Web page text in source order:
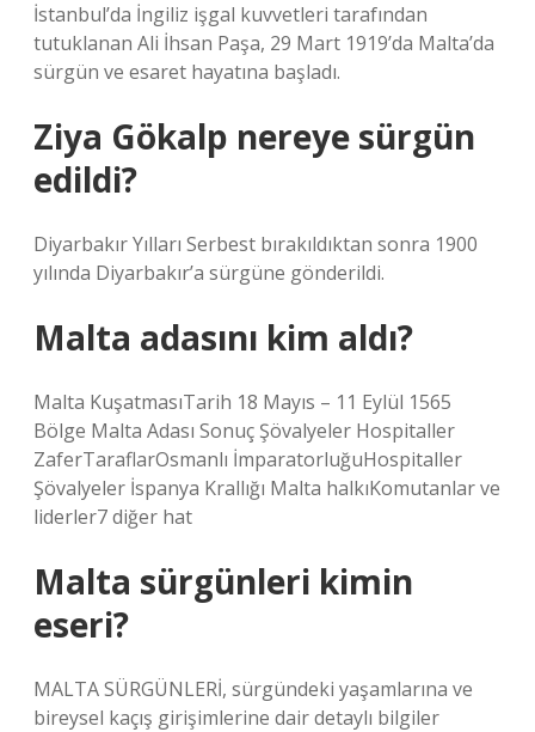
İstanbul’da İngiliz işgal kuvvetleri tarafından
tutuklanan Ali İhsan Paşa, 29 Mart 1919’da Malta’da
sürgün ve esaret hayatına başladı.
Ziya Gökalp nereye sürgün
edildi?
Diyarbakır Yılları Serbest bırakıldıktan sonra 1900
yılında Diyarbakır’a sürgüne gönderildi.
Malta adasını kim aldı?
Malta KuşatmasıTarih 18 Mayıs – 11 Eylül 1565
Bölge Malta Adası Sonuç Şövalyeler Hospitaller
ZaferTaraflarOsmanlı İmparatorluğuHospitaller
Şövalyeler İspanya Krallığı Malta halkıKomutanlar ve
liderler7 diğer hat
Malta sürgünleri kimin
eseri?
MALTA SÜRGÜNLERİ, sürgündeki yaşamlarına ve
bireysel kaçış girişimlerine dair detaylı bilgiler